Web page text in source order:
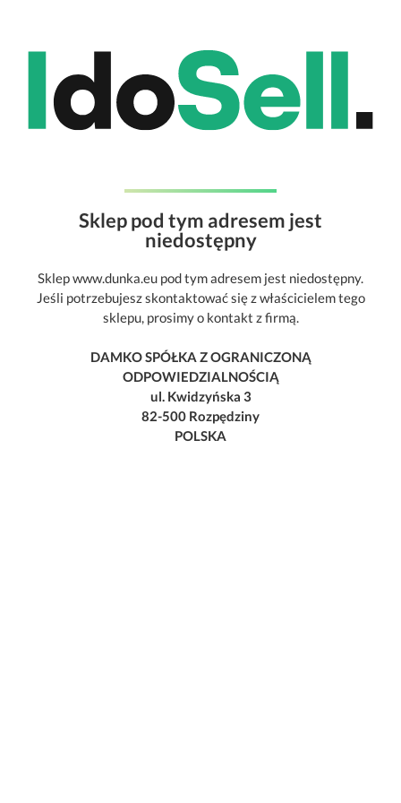
Sklep pod tym adresem jest
niedostępny
Sklep www.dunka.eu pod tym adresem jest niedostępny.
Jeśli potrzebujesz skontaktować się z właścicielem tego
sklepu, prosimy o kontakt z firmą.
DAMKO SPÓŁKA Z OGRANICZONĄ
ODPOWIEDZIALNOŚCIĄ
ul. Kwidzyńska 3
82-500 Rozpędziny
POLSKA